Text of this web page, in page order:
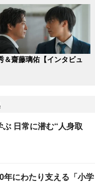
＆齋藤璃佑【インタビュ
日常に潜む“人身取
年にわたり支える「小学